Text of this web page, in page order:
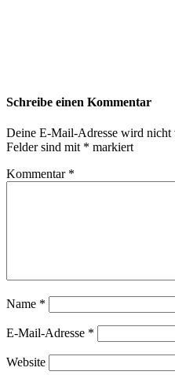
Schreibe einen Kommentar
Deine E-Mail-Adresse wird nicht
Felder sind mit * markiert
Kommentar *
Name *
E-Mail-Adresse *
Website